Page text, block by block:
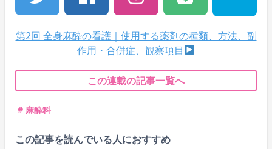
第2回 全身麻酔の看護｜使用する薬剤の種類、方法、副
作用・合併症、観察項目
この連載の記事一覧へ
# 麻酔科
この記事を読んでいる人におすすめ